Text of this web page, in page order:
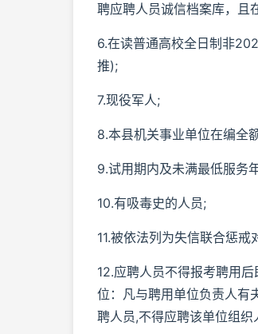
聘应聘人员诚信档案库，且
6.在读普通高校全日制非
推);
7.现役军人;
8.本县机关事业单位在编全
9.试用期内及未满最低服务
10.有吸毒史的人员;
11.被依法列为失信联合惩戒
12.应聘人员不得报考聘用
位：凡与聘用单位负责人有
聘人员,不得应聘该单位组